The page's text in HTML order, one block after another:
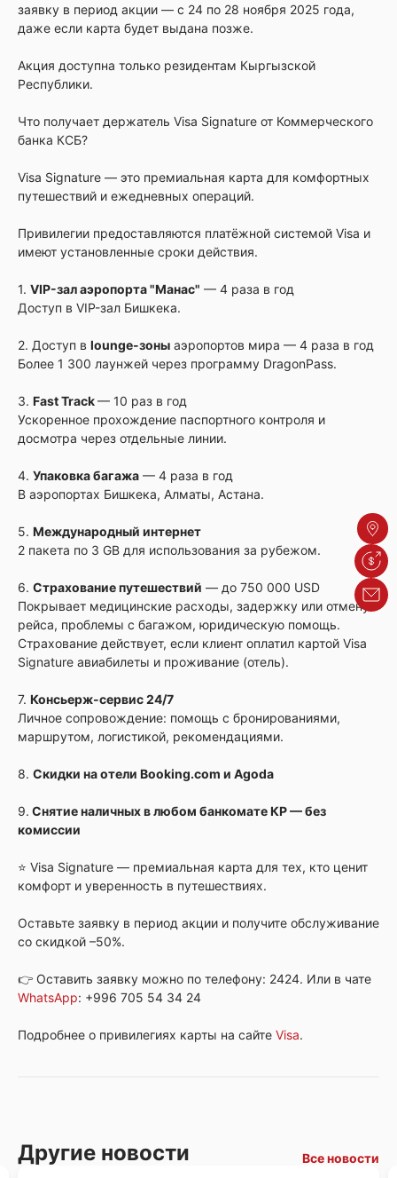
заявку в период акции — с 24 по 28 ноября 2025 года,
даже если карта будет выдана позже.
Акция доступна только резидентам Кыргызской
Республики.
Что получает держатель Visa Signature от Коммерческого
банка КСБ?
Visa Signature — это премиальная карта для комфортных
путешествий и ежедневных операций.
Привилегии предоставляются платёжной системой Visa и
имеют установленные сроки действия.
1. VIP-зал аэропорта "Манас" — 4 раза в год
Доступ в VIP-зал Бишкека.
2. Доступ в lounge-зоны аэропортов мира — 4 раза в год
Более 1 300 лаунжей через программу DragonPass.
3. Fast Track— 10 раз в год
Ускоренное прохождение паспортного контроля и
досмотра через отдельные линии.
4. Упаковка багажа — 4 раза в год
В аэропортах Бишкека, Алматы, Астана.
5. Международный интернет
2 пакета по 3 GB для использования за рубежом.
6. Страхование путешествий — до 750 000 USD
Покрывает медицинские расходы, задержку или отмену
рейса, проблемы с багажом, юридическую помощь.
Страхование действует, если клиент оплатил картой Visa
Signature авиабилеты и проживание (отель).
7. Консьерж-сервис 24/7
Личное сопровождение: помощь с бронированиями,
маршрутом, логистикой, рекомендациями.
8. Скидки на отели Booking.com и Agoda
9. Снятие наличных в любом банкомате КР — без
комиссии
⭐️ Visa Signature — премиальная карта для тех, кто ценит
комфорт и уверенность в путешествиях.
Оставьте заявку в период акции и получите обслуживание
со скидкой –50%.
👉 Оставить заявку можно по телефону: 2424. Или в чате
WhatsApp: +996 705 54 34 24
Подробнее о привилегиях карты на сайте Visa.
Другие новости Все новости